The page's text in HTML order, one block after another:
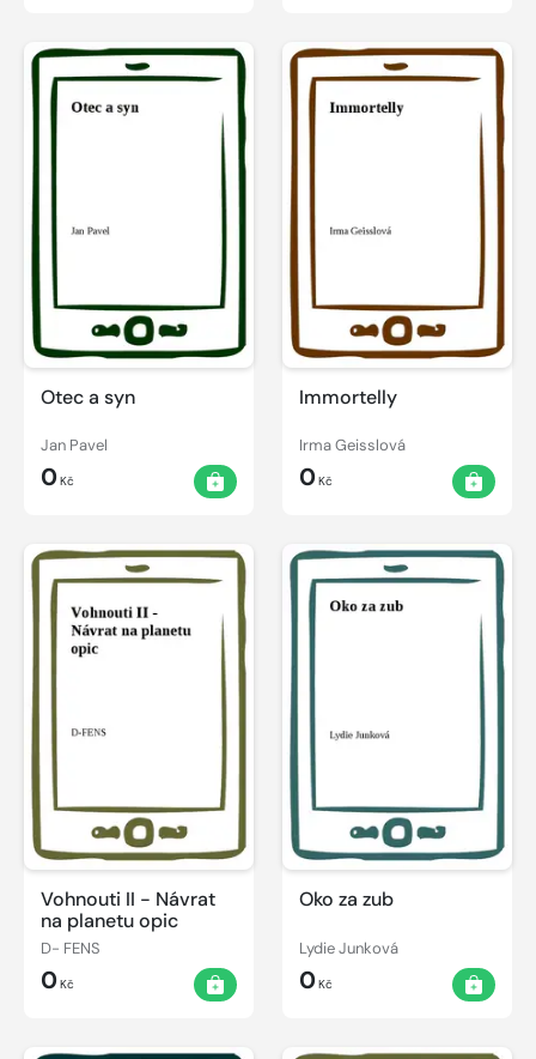
Otec a syn
Jan Pavel
0Kč
Immortelly
Irma Geisslová
0Kč
Vohnouti II - Návrat
na planetu opic
D- FENS
0Kč
Oko za zub
Lydie Junková
0Kč